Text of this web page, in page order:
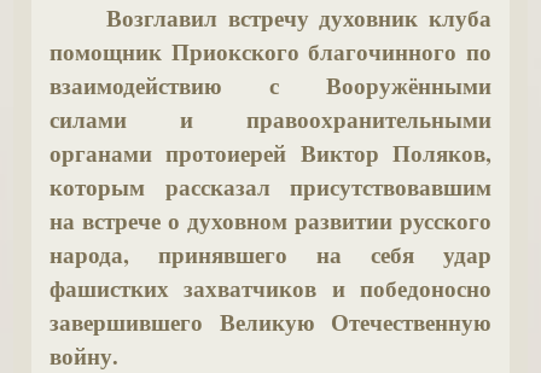
Возглавил встречу духовник клуба
помощник Приокского благочинного по
взаимодействию с Вооружёнными
силами и правоохранительными
органами протоиерей Виктор Поляков,
которым рассказал присутствовавшим
на встрече о духовном развитии русского
народа, принявшего на себя удар
фашистких захватчиков и победоносно
завершившего Великую Отечественную
войну.
приняли
участие
Божественной
Литургии
панихиде
храме